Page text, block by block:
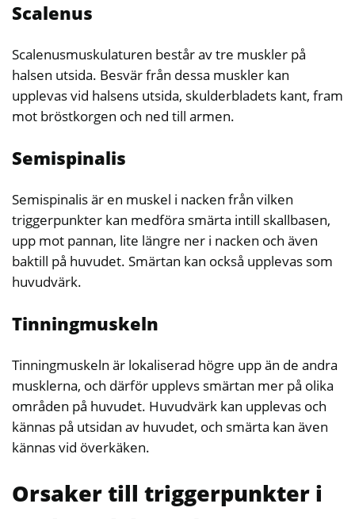
Scalenus
Scalenusmuskulaturen består av tre muskler på
halsen utsida. Besvär från dessa muskler kan
upplevas vid halsens utsida, skulderbladets kant, fram
mot bröstkorgen och ned till armen.
Semispinalis
Semispinalis är en muskel i nacken från vilken
triggerpunkter kan medföra smärta intill skallbasen,
upp mot pannan, lite längre ner i nacken och även
baktill på huvudet. Smärtan kan också upplevas som
huvudvärk.
Tinningmuskeln
Tinningmuskeln är lokaliserad högre upp än de andra
musklerna, och därför upplevs smärtan mer på olika
områden på huvudet. Huvudvärk kan upplevas och
kännas på utsidan av huvudet, och smärta kan även
kännas vid överkäken.
Orsaker till triggerpunkter i